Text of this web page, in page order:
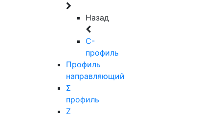
Назад
C-
профиль
Профиль
направляющий
Σ
профиль
Z